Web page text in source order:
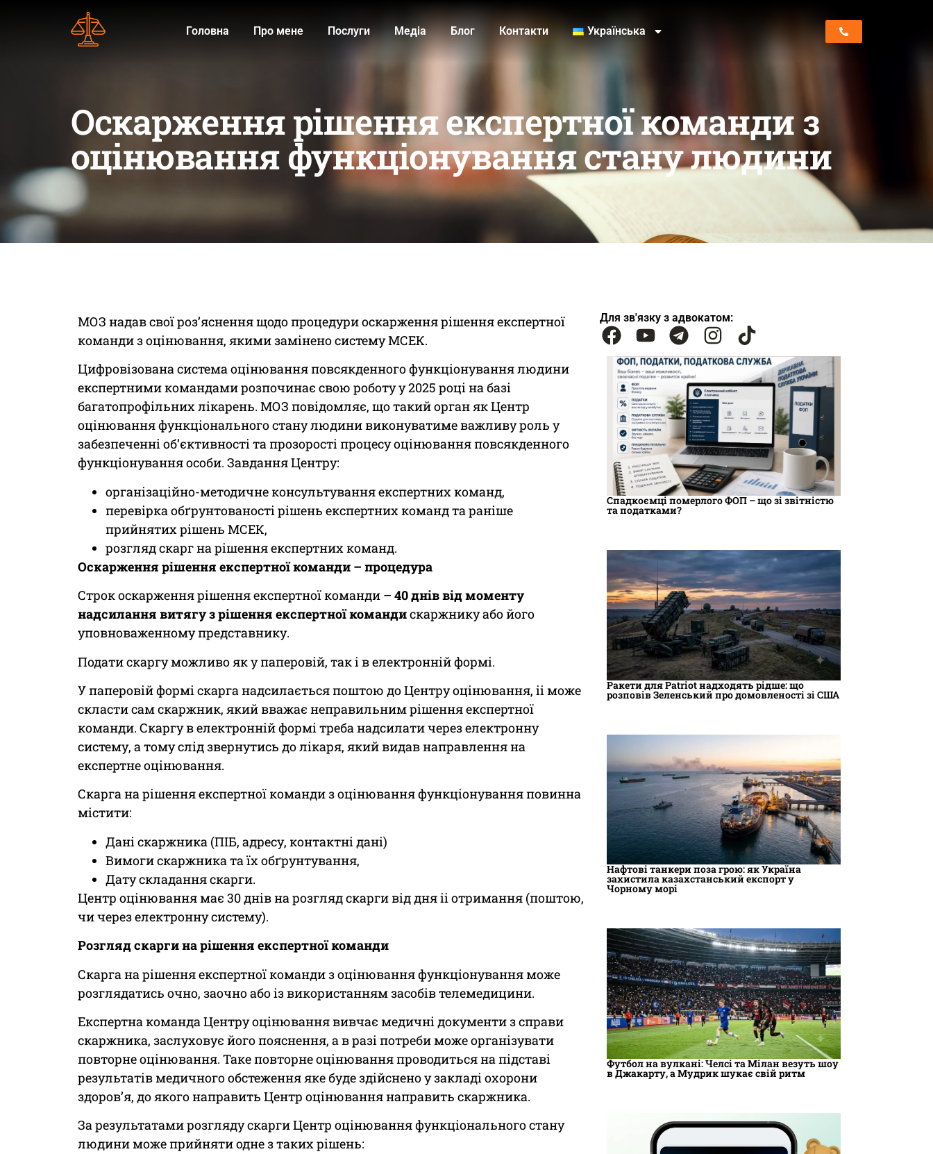
Головна Про мене Послуги Медiа Блог Контакти Українська
Оскарження рішення експертної команди з
оцінювання функціонування стану людини
МОЗ надав свої роз’яснення щодо процедури оскарження рішення експертної
команди з оцінювання, якими замінено систему МСЕК.
Цифровізована система оцінювання повсякденного функціонування людини
експертними командами розпочинає свою роботу у 2025 році на базі
багатопрофільних лікарень. МОЗ повідомляє, що такий орган як Центр
оцінювання функціонального стану людини виконуватиме важливу роль у
забезпеченні об’єктивності та прозорості процесу оцінювання повсякденного
функціонування особи. Завдання Центру:
організаційно-методичне консультування експертних команд,
перевірка обґрунтованості рішень експертних команд та раніше
прийнятих рішень МСЕК,
розгляд скарг на рішення експертних команд.
Оскарження рішення експертної команди – процедура
Строк оскарження рішення експертної команди – 40 днів від моменту
надсилання витягу з рішення експертної командискаржнику або його
уповноваженному представнику.
Подати скаргу можливо як у паперовій, так і в електронній формі.
У паперовій формі скарга надсилається поштою до Центру оцінювання, іі може
скласти сам скаржник, який вважає неправильним рішення експертної
команди. Скаргу в електронній формі треба надсилати через електронну
систему, а тому слід звернутись до лікаря, який видав направлення на
експертне оцінювання.
Скарга на рішення експертної команди з оцінювання функціонування повинна
містити:
Дані скаржника (ПІБ, адресу, контактні дані)
Вимоги скаржника та їх обґрунтування,
Дату складання скарги.
Центр оцінювання має 30 днів на розгляд скарги від дня іі отримання (поштою,
чи через електронну систему).
Розгляд скарги на рішення експертної команди
Скарга на рішення експертної команди з оцінювання функціонування може
розглядатись очно, заочно або із використанням засобів телемедицини.
Експертна команда Центру оцінювання вивчає медичні документи з справи
скаржника, заслуховує його пояснення, а в разі потреби може організувати
повторне оцінювання. Таке повторне оцінювання проводиться на підставі
результатів медичного обстеження яке буде здійснено у закладі охорони
здоровʼя, до якого направить Центр оцінювання направить скаржника.
За результатами розгляду скарги Центр оцінювання функціонального стану
людини може прийняти одне з таких рішень:
Для зв'язку з адвокатом:
Спадкоємці померлого ФОП – що зі звітністю
та податками?
Ракети для Patriot надходять рідше: що
розповів Зеленський про домовленості зі США
Нафтові танкери поза грою: як Україна
захистила казахстанський експорт у
Чорному морі
Футбол на вулкані: Челсі та Мілан везуть шоу
в Джакарту, а Мудрик шукає свій ритм